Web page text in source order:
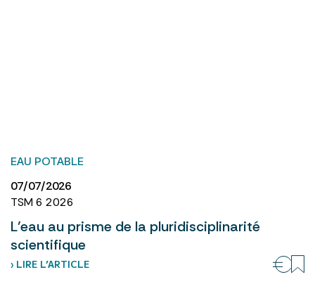
EAU POTABLE
07/07/2026
TSM 6 2026
L’eau au prisme de la pluridisciplinarité
scientifique
› LIRE L’ARTICLE